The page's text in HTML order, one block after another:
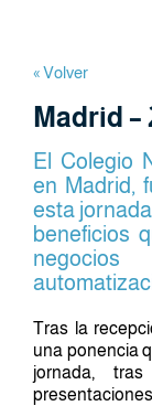
« Volver
Madrid –
El Colegio
en Madrid,
esta
beneficios
Tras la
una ponencia
jornada,